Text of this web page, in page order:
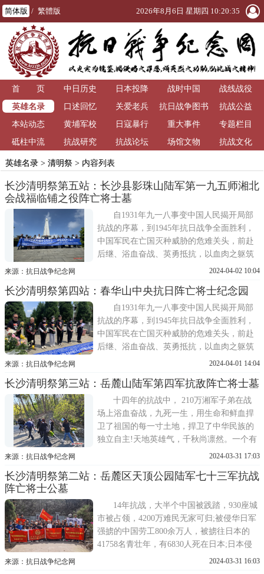
简体版 / 繁體版 2026年8月6日 星期四 10:20:36
首 页 中日历史 日本投降 战时中国
战线战役
英雄名录
口述回忆 关爱老兵
抗日战争图书
馆
抗战公益
本站动态
黄埔军校 日寇暴行 重大事件
专题栏目
砥柱中流
抗战研究 抗战论坛 场馆文物 抗战文化
英雄名录> 清明祭> 内容列表
长沙清明祭第五站：长沙县影珠山陆军第一九五师湘北
会战福临铺之役阵亡将士墓
自1931年九一八事变中国人民揭开局部
抗战的序幕，到1945年抗日战争全面胜利，
中国军民在亡国灭种威胁的危难关头，前赴
后继、浴血奋战、英勇抵抗，以血肉之躯筑
起了捍卫民族尊严的钢铁长城，用气吞山河
诗。无数英烈为挽救民族危亡、实现民族独
立和人民解放、维护世界和平与国际公平正
义，舍生取义、壮烈牺牲。
来源：抗日战争纪念网 2024-04-02 10:04
长沙清明祭第四站：春华山中央抗日阵亡将士纪念园
自1931年九一八事变中国人民揭开局部
抗战的序幕，到1945年抗日战争全面胜利，
中国军民在亡国灭种威胁的危难关头，前赴
后继、浴血奋战、英勇抵抗，以血肉之躯筑
起了捍卫民族尊严的钢铁长城，用气吞山河
诗。无数英烈为挽救民族危亡、实现民族独
立和人民解放、维护世界和平与国际公平正
义，舍生取义、壮烈牺牲。
来源：抗日战争纪念网 2024-04-01 14:04
长沙清明祭第三站：岳麓山陆军第四军抗敌阵亡将士墓
十四年的抗战中， 210万湘军子弟在战
场上浴血奋战，九死一生，用生命和鲜血捍
卫了祖国的每一寸土地，捍卫了中华民族的
独立自主!天地英雄气，千秋尚凛然。一个有
希望的民族不能没有英雄，一个有前途的国
民族英雄，都是中华民族的脊梁，他们的事
往事，知来者。所有中华儿
来源：抗日战争纪念网 2024-03-31 17:03
长沙清明祭第二站：岳麓区天顶公园陆军七十三军抗战
阵亡将士公墓
14年抗战，大半个中国被践踏，930座城
市被占领，4200万难民无家可归;被侵华日军
强掳的中国劳工800余万人，被掳往日本的
41758名青壮年，有6830人死在日本;日本侵
略中国造成的直接经济损失1000亿美元、间
来源：抗日战争纪念网 2024-03-31 16:03